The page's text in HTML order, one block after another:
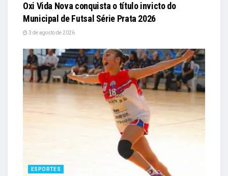
Oxi Vida Nova conquista o título invicto do
Municipal de Futsal Série Prata 2026
3 de agosto de 2026
ESPORTES